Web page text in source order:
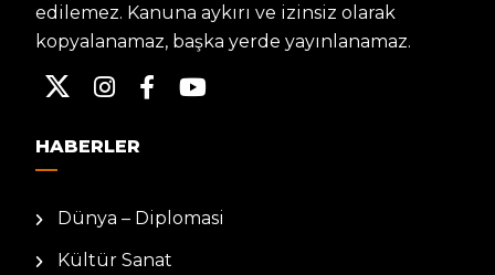
edilemez. Kanuna aykırı ve izinsiz olarak
kopyalanamaz, başka yerde yayınlanamaz.
HABERLER
Dünya – Diplomasi
Kültür Sanat